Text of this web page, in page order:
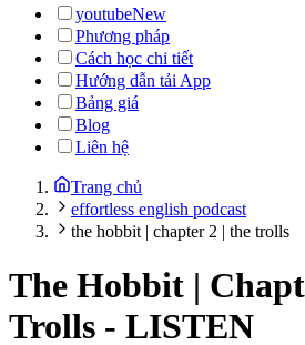
youtubeNew
Phương pháp
Cách học chi tiết
Hướng dẫn tải App
Bảng giá
Blog
Liên hệ
Trang chủ
effortless english podcast
the hobbit | chapter 2 | the trolls
The Hobbit |
Trolls - LISTEN